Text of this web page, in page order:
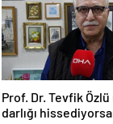
Prof. Dr. Tevfik
darlığı